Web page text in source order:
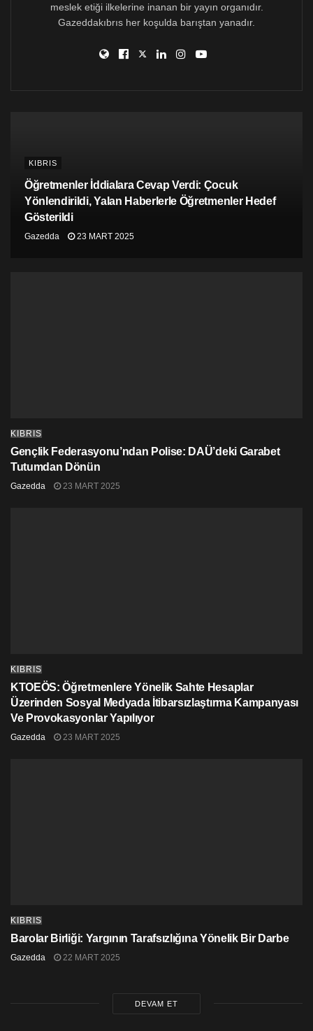
meslek etiği ilkelerine inanan bir yayın organıdır.
Gazeddakıbrıs her koşulda barıştan yanadır.
KIBRIS
Öğretmenler İddialara Cevap Verdi: Çocuk
Yönlendirildi, Yalan Haberlerle Öğretmenler Hedef
Gösterildi
Gazedda 23 MART 2025
KIBRIS
Gençlik Federasyonu’ndan Polise: DAÜ’deki Garabet
Tutumdan Dönün
Gazedda 23 MART 2025
KIBRIS
KTOEÖS: Öğretmenlere Yönelik Sahte Hesaplar
Üzerinden Sosyal Medyada İtibarsızlaştırma Kampanyası
Ve Provokasyonlar Yapılıyor
Gazedda 23 MART 2025
KIBRIS
Barolar Birliği: Yargının Tarafsızlığına Yönelik Bir Darbe
Gazedda 22 MART 2025
DEVAM ET